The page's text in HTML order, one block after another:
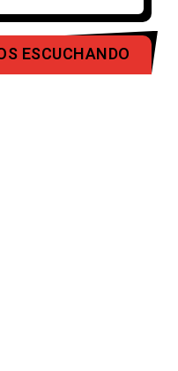
ESCUCHANDO